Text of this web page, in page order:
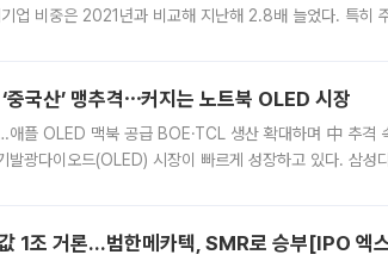
업 비중은 2021년과 비교해 지난해 2.8배 늘었다. 특히
중국산’ 맹추격⋯커지는 노트북 OLED 시장
플 OLED 맥북 공급 BOE·TCL 생산 확대하며 中 추격
광다이오드(OLED) 시장이 빠르게 성장하고 있다. 삼성
1조 거론…범한메카텍, SMR로 승부[IPO 엑